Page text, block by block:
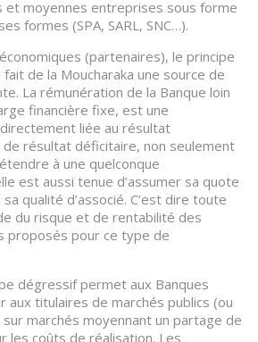
et moyennes entreprises sous forme
formes (SPA, SARL, SNC…).
(partenaires), le principe
de la Moucharaka une source de
La rémunération de la Banque loin
financière fixe, est une
liée au résultat
de résultat déficitaire, non seulement
à une quelconque
est aussi tenue d’assumer sa quote
qualité d’associé. C’est dire toute
du risque et de rentabilité des
proposés pour ce type de
dégressif permet aux Banques
aux titulaires de marchés publics (ou
marchés moyennant un partage de
les coûts de réalisation. Les